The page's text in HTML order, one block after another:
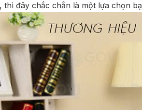
thì đây chắc chắn là một lựa chọn